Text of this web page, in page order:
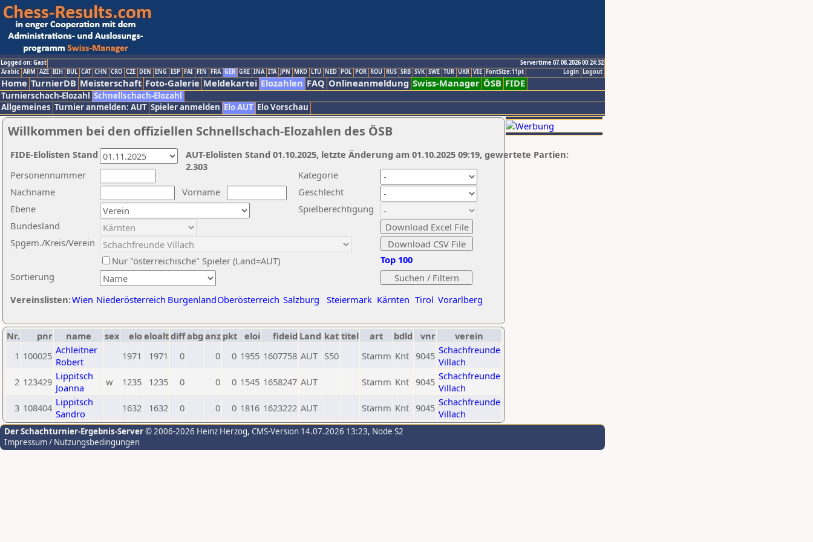
Logged on: Gast
Servertime 07.08.2026 00:24:32
Logout
Login
Arabic ARM AZE BIH BUL CAT CHN CRO CZE DEN ENG ESP FAI FIN FRA GER GRE INA ITA JPN MKD LTU NED POL POR ROU RUS SRB SVK SWE TUR UKR VIE FontSize:11pt
Home TurnierDB Meisterschaft Foto-Galerie Meldekartei Elozahlen FAQ Onlineanmeldung Swiss-Manager ÖSB FIDE
Turnierschach-Elozahl Schnellschach-Elozahl
Allgemeines Turnier anmelden: AUT Spieler anmelden Elo AUT Elo Vorschau
Willkommen bei den offiziellen Schnellschach-Elozahlen des ÖSB
Nachname
Vorname
Ebene
Kategorie
Sortierung
Personennummer
Bundesland
Spgem./Kreis/Verein
Geschlecht
Nur "österreichische" Spieler (Land=AUT)
Spielberechtigung
Vereinslisten:Wien Niederösterreich BurgenlandOberösterreich Salzburg Steiermark Kärnten Tirol Vorarlberg
Top 100
AUT-Elolisten Stand 01.10.2025, letzte Änderung am 01.10.2025 09:19, gewertete Partien:
2.303
FIDE-Elolisten Stand
Nr. pnr name sex eloeloaltdiffabg anz pkt eloi fideid Land kat titel art bdld vnr
verein
1 100025 Achleitner
Robert
1971 1971 0 0 0 1955 1607758 AUT S50 Stamm Knt 9045 Schachfreunde
Villach
2 123429 Lippitsch
Joanna
w 1235 1235 0 0 0 1545 1658247 AUT Stamm Knt 9045 Schachfreunde
Villach
3 108404 Lippitsch
Sandro
1632 1632 0 0 0 1816 1623222 AUT Stamm Knt 9045 Schachfreunde
Villach
Der Schachturnier-Ergebnis-Server© 2006-2026 Heinz Herzog, CMS-Version 14.07.2026 13:23, Node S2
Impressum / Nutzungsbedingungen